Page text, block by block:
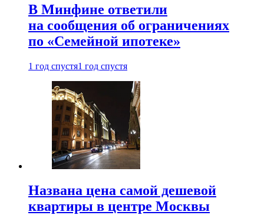
В Минфине ответили
на сообщения об ограничениях
по «Семейной ипотеке»
1 год спустя1 год спустя
Названа цена самой дешевой
квартиры в центре Москвы